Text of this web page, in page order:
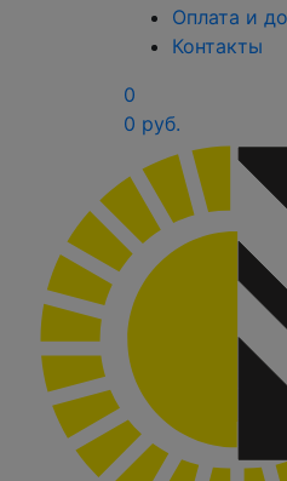
Оплата и
Контакты
0
0 руб.